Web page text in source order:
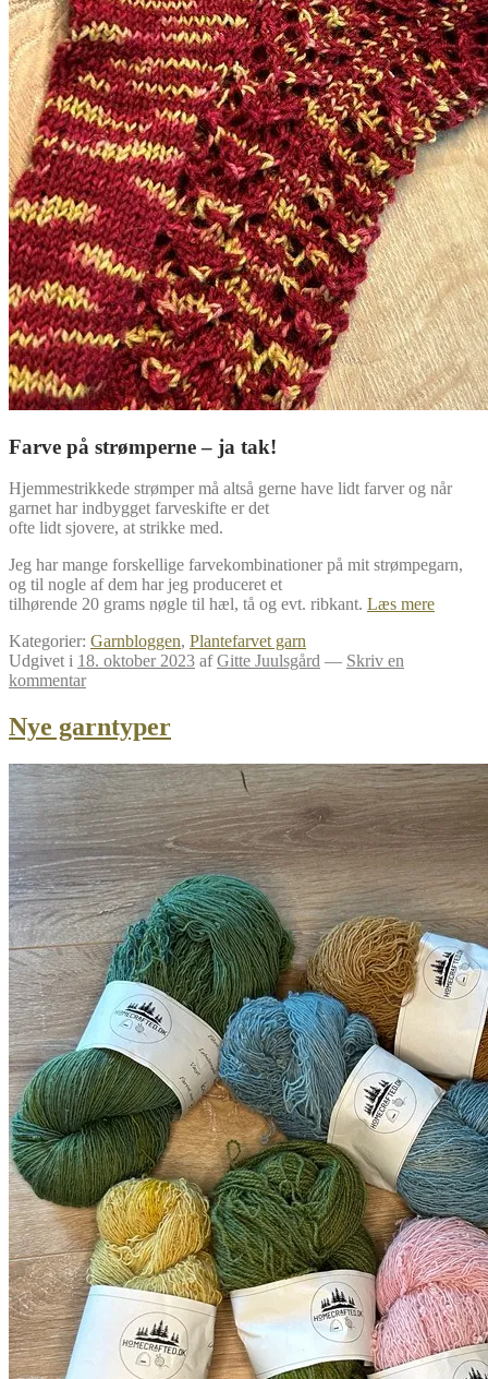
Farve på strømperne – ja tak!
Hjemmestrikkede strømper må altså gerne have lidt farver og når
garnet har indbygget farveskifte er det
ofte lidt sjovere, at strikke med.
Jeg har mange forskellige farvekombinationer på mit strømpegarn,
og til nogle af dem har jeg produceret et
tilhørende 20 grams nøgle til hæl, tå og evt. ribkant. Læs mere
Kategorier: Garnbloggen, Plantefarvet garn
Udgivet i 18. oktober 2023 afGitte Juulsgård — Skriv en
kommentar
Nye garntyper